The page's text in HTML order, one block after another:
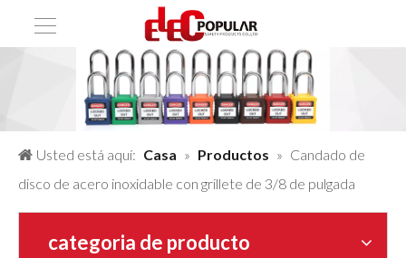
Usted está aquí: Casa » Productos » Candado de
disco de acero inoxidable con grillete de 3/8 de pulgada
categoria de producto